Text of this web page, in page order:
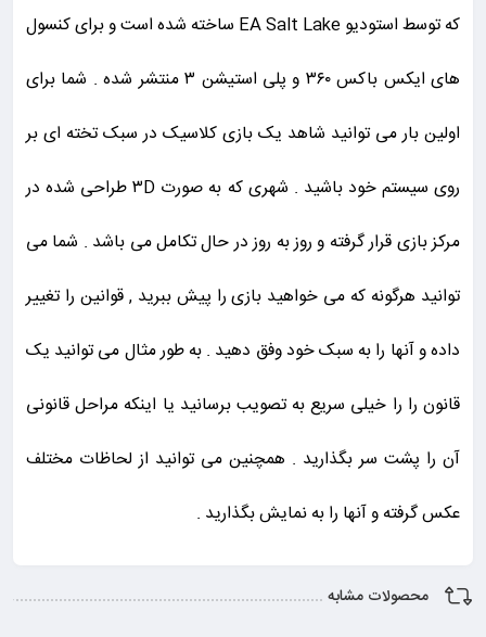
که توسط استودیو EA Salt Lake ساخته شده است و برای کنسول
های ایکس باکس ۳۶۰ و پلی استیشن ۳ منتشر شده . شما برای
اولین بار می توانید شاهد یک بازی کلاسیک در سبک تخته ای بر
روی سیستم خود باشید . شهری که به صورت ۳D طراحی شده در
مرکز بازی قرار گرفته و روز به روز در حال تکامل می باشد . شما می
توانید هرگونه که می خواهید بازی را پیش ببرید , قوانین را تغییر
داده و آنها را به سبک خود وفق دهید . به طور مثال می توانید یک
قانون را را خیلی سریع به تصویب برسانید یا اینکه مراحل قانونی
آن را پشت سر بگذارید . همچنین می توانید از لحاظات مختلف
عکس گرفته و آنها را به نمایش بگذارید .
محصولات مشابه